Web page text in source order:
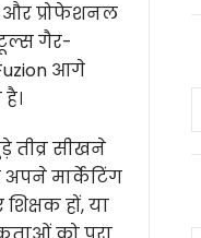
और प्रोफेशनल
गैर-
आगे
तीव्र सीखने
मार्केटिंग
हों, या